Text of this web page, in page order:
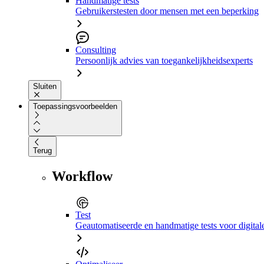
Gebruikerstesten door mensen met een beperking
Consulting
Persoonlijk advies van toegankelijkheidsexperts
Sluiten
Toepassingsvoorbeelden
Terug
Workflow
Test
Geautomatiseerde en handmatige tests voor